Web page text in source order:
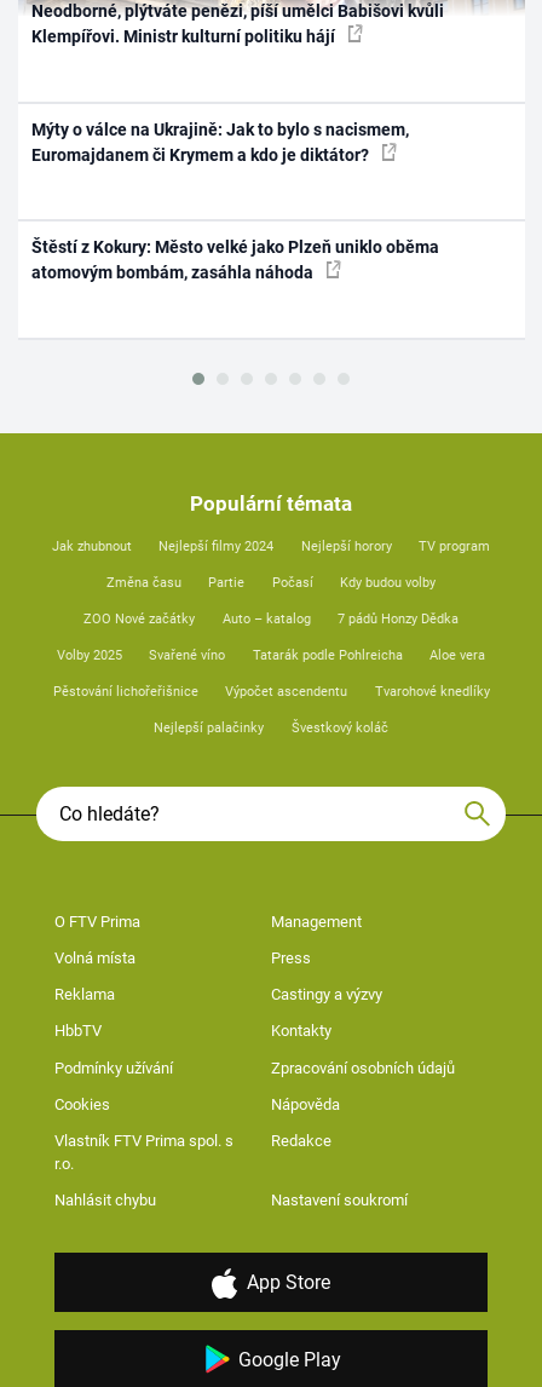
Neodborné, plýtváte penězi, píší umělci Babišovi kvůli
Klempířovi. Ministr kulturní politiku hájí
Mýty o válce na Ukrajině: Jak to bylo s nacismem,
Euromajdanem či Krymem a kdo je diktátor?
Štěstí z Kokury: Město velké jako Plzeň uniklo oběma
atomovým bombám, zasáhla náhoda
Populární témata
Jak zhubnout Nejlepší filmy 2024 Nejlepší horory TV program
Změna času Partie Počasí Kdy budou volby
ZOO Nové začátky Auto – katalog 7 pádů Honzy Dědka
Volby 2025 Svařené víno Tatarák podle Pohlreicha Aloe vera
Pěstování lichořeřišnice Výpočet ascendentu Tvarohové knedlíky
Nejlepší palačinky Švestkový koláč
O FTV Prima Management
Volná místa Press
Reklama Castingy a výzvy
HbbTV Kontakty
Podmínky užívání Zpracování osobních údajů
Cookies Nápověda
Vlastník FTV Prima spol. s
r.o.
Redakce
Nahlásit chybu Nastavení soukromí
App Store
Google Play